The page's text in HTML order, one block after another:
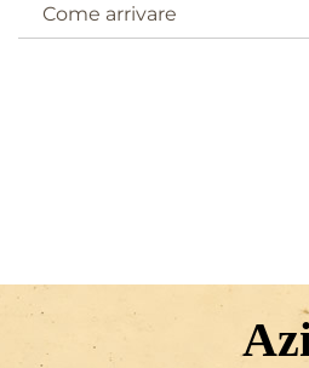
Come arrivare